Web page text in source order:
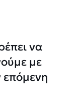
να
με
επόμενη